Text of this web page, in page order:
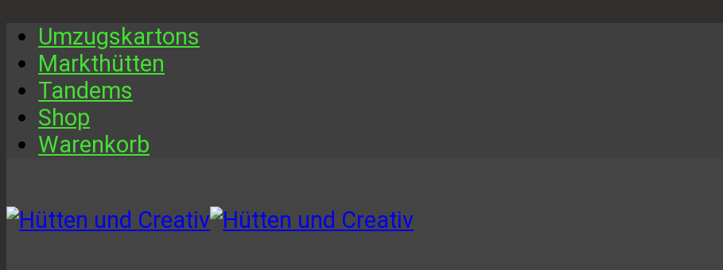
Umzugskartons
Markthütten
Tandems
Shop
Warenkorb